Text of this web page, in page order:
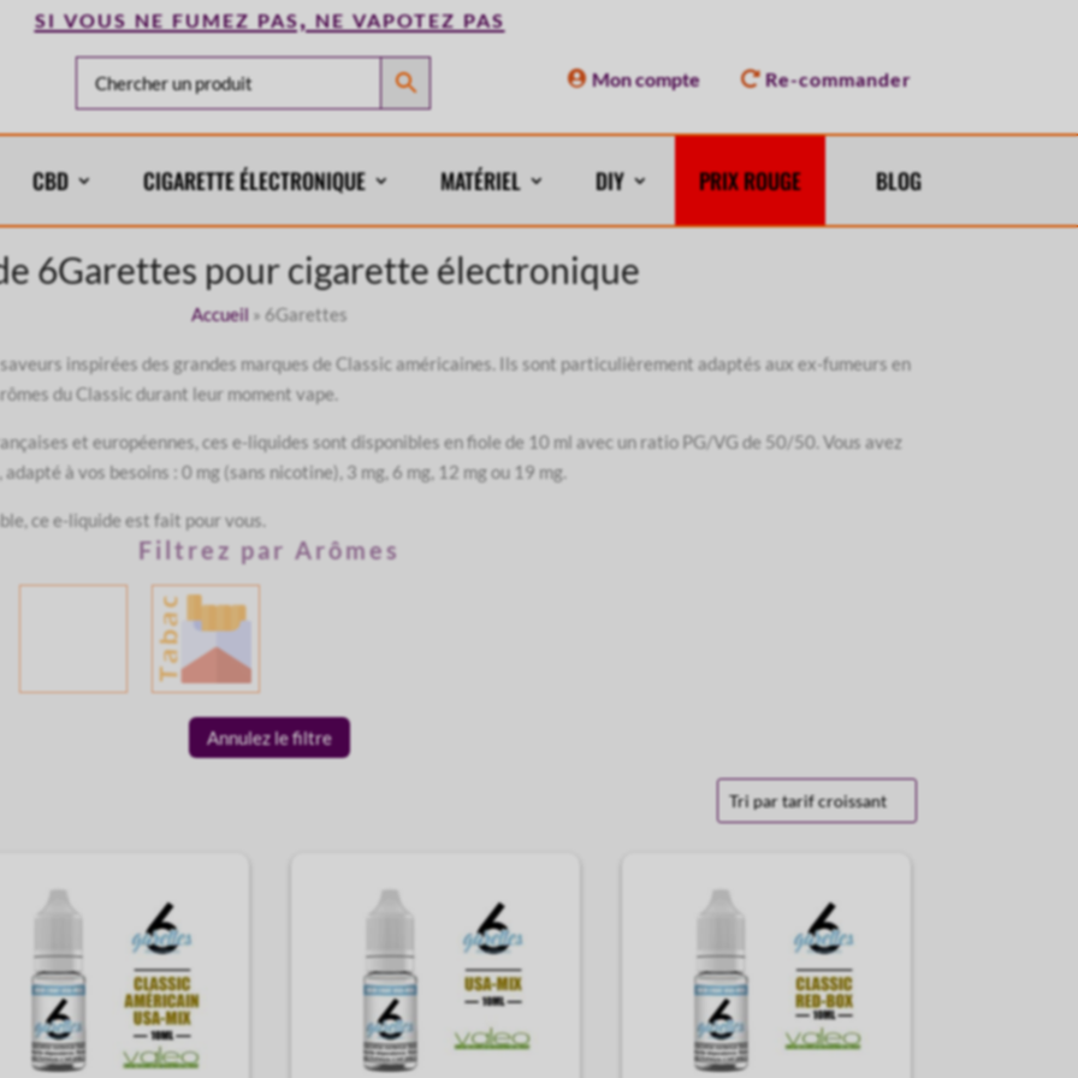
si vous ne fumez pas, ne vapotez pas
Mon compte Re-commander
CBD CIGARETTE ÉLECTRONIQUE MATÉRIEL DIY PRIX ROUGE BLOG
6Garettes pour cigarette électronique
Accueil » 6Garettes
inspirées des grandes marques de Classic américaines. Ils sont particulièrement adaptés aux ex-fumeurs en
du Classic durant leur moment vape.
et européennes, ces e-liquides sont disponibles en fiole de 10 ml avec un ratio PG/VG de 50/50. Vous avez
à vos besoins : 0 mg (sans nicotine), 3 mg, 6 mg, 12 mg ou 19 mg.
ce e-liquide est fait pour vous.
Filtrez par Arômes
Annulez le filtre